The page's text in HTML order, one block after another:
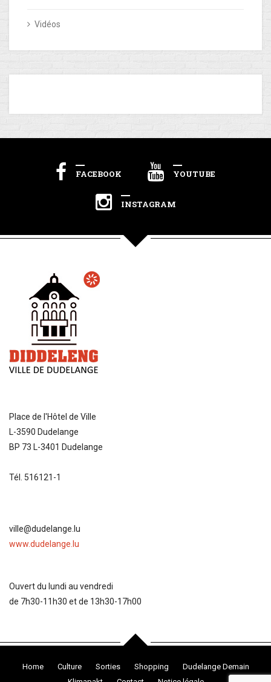
Vidéos
FACEBOOK YOUTUBE
INSTAGRAM
Place de l'Hôtel de Ville
L-3590 Dudelange
BP 73 L-3401 Dudelange
Tél. 516121-1
ville@dudelange.lu
www.dudelange.lu
Ouvert du lundi au vendredi
de 7h30-11h30 et de 13h30-17h00
Home Culture Sorties Shopping
Dudelange Demain